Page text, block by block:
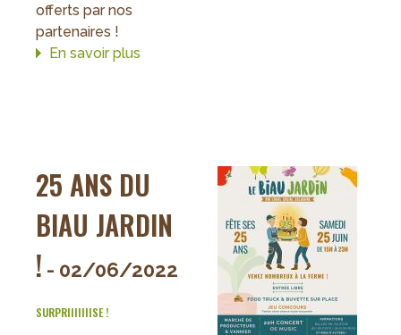
offerts par nos
partenaires !
En savoir plus
Biau
!
25 ANS DU
BIAU JARDIN
! - 02/06/2022
SURPRIIIIIIISE !